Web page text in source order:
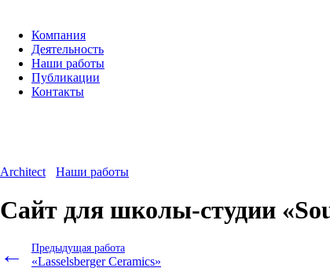
Компания
Деятельность
Наши работы
Публикации
Контакты
Architect Наши работы
Сайт для школы-студии
← Предыдущая работа
«Lasselsberger Ceramics»